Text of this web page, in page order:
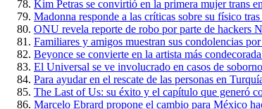
Kim Petras se convirtió en la primera mujer trans
Madonna responde a las críticas sobre su físico
ONU revela reporte de robo por parte de hackers
Familiares y amigos muestran sus condolencias
Beyonce se convierte en la artista más
El Universal se ve involucrado en casos de
Para ayudar en el rescate de las personas en
The Last of Us: su éxito y el capítulo que generó
Marcelo Ebrard propone el cambio para México